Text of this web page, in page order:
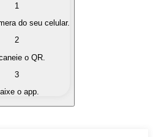
de seu interesse de forma
em moeda fiduciária
por outra
1
do seu celular.
2
o QR.
3
o app.